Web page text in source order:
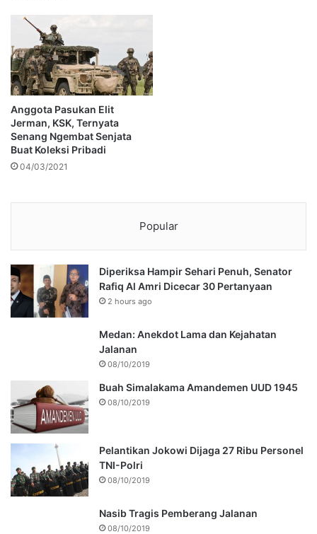
Anggota Pasukan Elit
Jerman, KSK, Ternyata
Senang Ngembat Senjata
Buat Koleksi Pribadi
04/03/2021
Popular
Diperiksa Hampir Sehari Penuh, Senator
Rafiq Al Amri Dicecar 30 Pertanyaan
2 hours ago
Medan: Anekdot Lama dan Kejahatan
Jalanan
08/10/2019
Buah Simalakama Amandemen UUD 1945
08/10/2019
Pelantikan Jokowi Dijaga 27 Ribu Personel
TNI-Polri
08/10/2019
Nasib Tragis Pemberang Jalanan
08/10/2019